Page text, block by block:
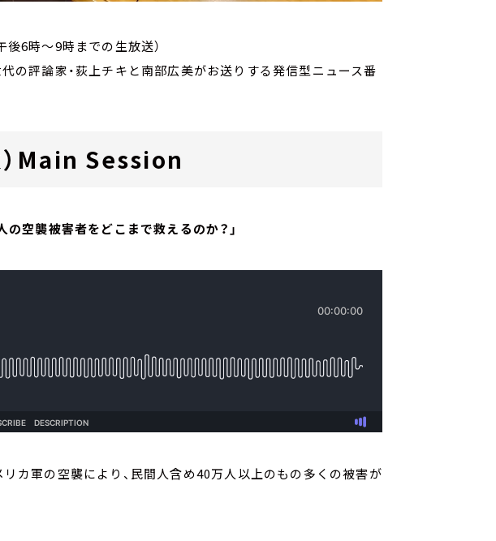
後6時～9時までの生放送）
代の評論家・荻上チキと南部広美がお送りする発信型ニュース番
Main Session
空襲被害者をどこまで救えるのか？」
リカ軍の空襲により、民間人含め40万人以上のもの多くの被害が